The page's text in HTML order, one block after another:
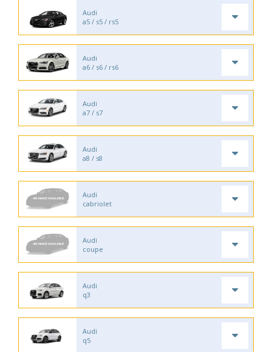
Audi
a5 / s5 / rs5
Audi
a6 / s6 / rs6
Audi
a7 / s7
Audi
a8 / s8
Audi
cabriolet
Audi
coupe
Audi
q3
Audi
q5